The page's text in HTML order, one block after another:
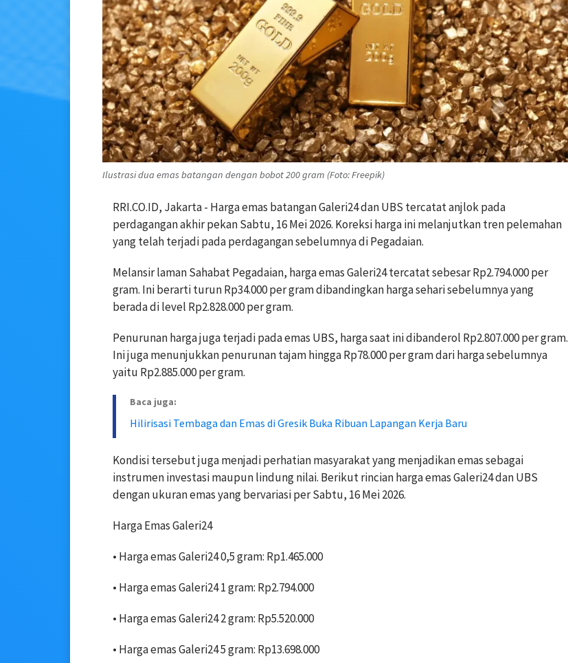
Ilustrasi dua emas batangan dengan bobot 200 gram (Foto: Freepik)
RRI.CO.ID, Jakarta - Harga emas batangan Galeri24 dan UBS tercatat anjlok pada
perdagangan akhir pekan Sabtu, 16 Mei 2026. Koreksi harga ini melanjutkan tren pelemahan
yang telah terjadi pada perdagangan sebelumnya di Pegadaian.
Melansir laman Sahabat Pegadaian, harga emas Galeri24 tercatat sebesar Rp2.794.000 per
gram. Ini berarti turun Rp34.000 per gram dibandingkan harga sehari sebelumnya yang
berada di level Rp2.828.000 per gram.
Penurunan harga juga terjadi pada emas UBS, harga saat ini dibanderol Rp2.807.000 per gram.
Ini juga menunjukkan penurunan tajam hingga Rp78.000 per gram dari harga sebelumnya
yaitu Rp2.885.000 per gram.
Baca juga:
Hilirisasi Tembaga dan Emas di Gresik Buka Ribuan Lapangan Kerja Baru
Kondisi tersebut juga menjadi perhatian masyarakat yang menjadikan emas sebagai
instrumen investasi maupun lindung nilai. Berikut rincian harga emas Galeri24 dan UBS
dengan ukuran emas yang bervariasi per Sabtu, 16 Mei 2026.
Harga Emas Galeri24
• Harga emas Galeri24 0,5 gram: Rp1.465.000
• ‎Harga emas Galeri24 1 gram: Rp2.794.000
• Harga emas Galeri24 2 gram: Rp5.520.000
• ‎Harga emas Galeri24 5 gram: Rp13.698.000